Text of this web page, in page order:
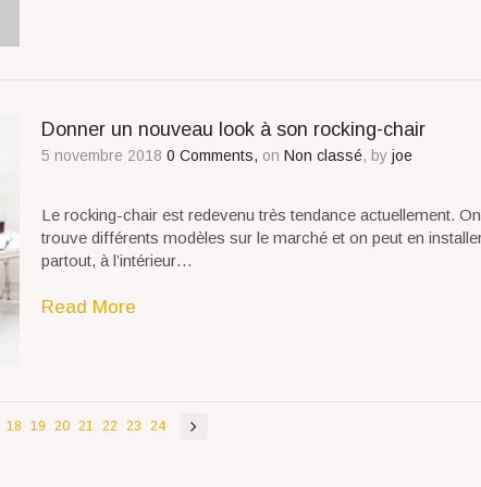
Donner un nouveau look à son rocking-chair
5 novembre 2018 0 Comments, on Non classé, by joe
Le rocking-chair est redevenu très tendance actuellement.
trouve différents modèles sur le marché et on peut en
partout, à l’intérieur…
Read More
18 19 20 21 22 23 24